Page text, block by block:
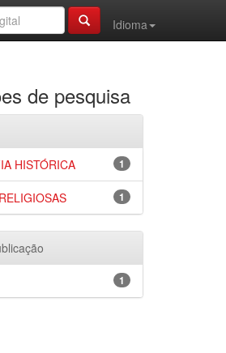
Idioma
de pesquisa
1
HISTÓRICA
1
1